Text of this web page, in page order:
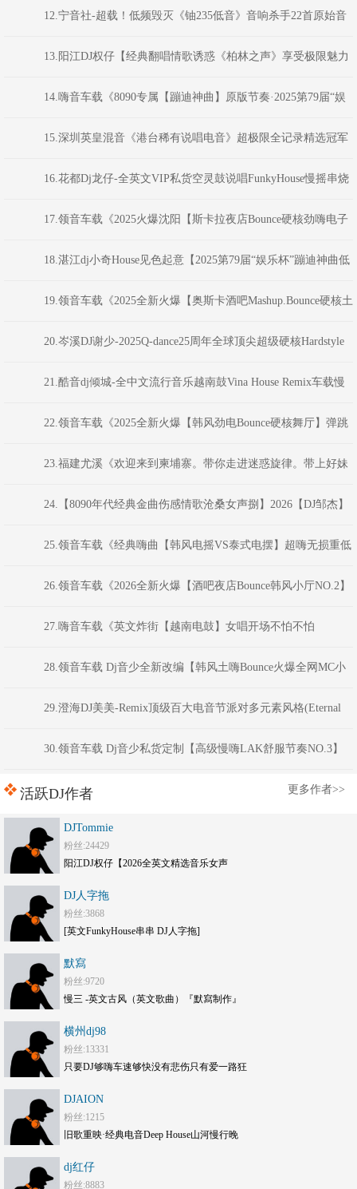
低音》(Dj红仔Mix)
12.宁音社-超载！低频毁灭《铀235低音》音响杀手22首原始音
频等离子低音炮-DJ余意
13.阳江DJ权仔【经典翻唱情歌诱惑《柏林之声》享受极限魅力
车载DJ大碟】14.嗨音车载《8090专属【蹦迪神曲】原版节奏·2025第79届“娱
乐杯”蹦迪神曲串烧大赛》河南Dj彦航
15.深圳英皇混音《港台稀有说唱电音》超极限全记录精选冠军
舞曲 DjKatie16.花都Dj龙仔-全英文VIP私货空灵鼓说唱FunkyHouse慢摇串烧
17.领音车载《2025火爆沈阳【斯卡拉夜店Bounce硬核劲嗨电子
NO.1】弹跳重低音》(Dj音少Mix)
18.湛江dj小奇House见色起意【2025第79届“娱乐杯”蹦迪神曲低
音炮制说唱串烧大赛】
19.领音车载《2025全新火爆【奥斯卡酒吧Mashup.Bounce硬核土
嗨NO.4】劲爆电音》(Dj音少Mix)
20.岑溪DJ谢少-2025Q-dance25周年全球顶尖超级硬核Hardstyle
系列Хакеры混音
21.酷音dj倾城-全中文流行音乐越南鼓Vina House Remix车载慢
摇舞曲串烧22.领音车载《2025全新火爆【韩风劲电Bounce硬核舞厅】弹跳
重低音》(Dj音少Mix)
23.福建尤溪《欢迎来到柬埔寨。带你走进迷惑旋律。带上好妹
子100分钟夜店汽车音乐串烧》福建DJ阿财
24.【8090年代经典金曲伤感情歌沧桑女声捌】2026【DJ邹杰】
25.领音车载《经典嗨曲【韩风电摇VS泰式电摆】超嗨无损重低
音炮》(Dj红仔Mix)
26.领音车载《2026全新火爆【酒吧夜店Bounce韩风小厅NO.2】
硬核劲电弹跳电音(Dj音少Mix)
27.嗨音车载《英文炸街【越南电鼓】女唱开场不怕不怕
VNHouse混音车载串烧大碟》 河南DJ彦航
28.领音车载 Dj音少全新改编【韩风土嗨Bounce火爆全网MC小
洲经典语录】现场喊麦跳舞大碟
29.澄海DJ美美-Remix顶级百大电音节派对多元素风格(Eternal
Night)商业蹦迪连版串烧
30.领音车载 Dj音少私货定制【高级慢嗨LAK舒服节奏NO.3】
弹跳越鼓VK电音
活跃DJ作者 更多作者>>
DJTommie
粉丝:24429
阳江DJ权仔【2026全英文精选音乐女声
DJ人字拖
粉丝:3868
[英文FunkyHouse串串 DJ人字拖]
默寫
粉丝:9720
慢三 -英文古风（英文歌曲）『默寫制作』
横州dj98
粉丝:13331
只要DJ够嗨车速够快没有悲伤只有爱一路狂
DJAION
粉丝:1215
旧歌重映·经典电音Deep House山河慢行晚
dj红仔
粉丝:8883